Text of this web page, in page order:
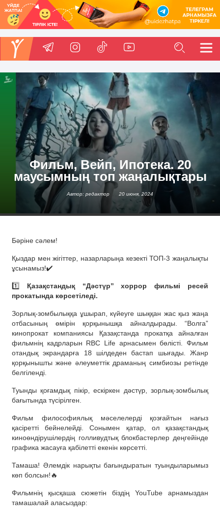
Фильм, Вейп, Ипотека. 20
маусымның топ жаңалықтары
Автор: редактор 20 июня, 2024
Бәріне сәлем!
Қыздар мен жігіттер, назарларыңа кезекті ТОП-3 жаңалықты
ұсынамыз!✔️
1️⃣ Қазақстандық “Дәстүр” хор­рор фильмі ресей
прокатында көрсетіледі.
Зорлық-зомбылыққа ұшырап, күйеуге шыққан жас қыз жаңа
отбасының өмірін қорқынышқа айналдырады. “Волга”
кинопрокат компаниясы Қазақстанда прокатқа айналған
фильмнің кадрларын RBC Life арнасымен бөлісті. Фильм
отандық экрандарға 18 шілдеден бастап шығады. Жанр
қорқынышты және әлеуметтік драманың симбиозы ретінде
белгіленді.
Туынды қоғамдық пікір, ескіркен дәстүр, зорлық-зомбылық
бағытында түсірілген.
Фильм философиялық мәселелерді қозғайтын нағыз
қасіретті бейнелейді. Сонымен қатар, ол қазақстандық
киноөндірушілердің голливудтық блокбастерлер деңгейінде
графика жасауға қабілетті екенін көрсетті.
Тамаша! Әлемдік нарықты бағындыратын туындыларымыз
көп болсын!🔥
Фильмнің қысқаша сюжетін біздің YouTube арнамыздан
тамашалай аласыздар: